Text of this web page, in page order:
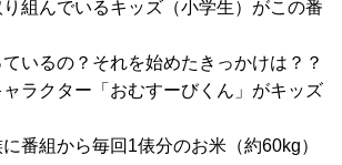
組んでいるキッズ（小学生）がこの番
いるの？それを始めたきっかけは？？
ラクター「おむすーびくん」がキッズ
番組から毎回1俵分のお米（約60kg）